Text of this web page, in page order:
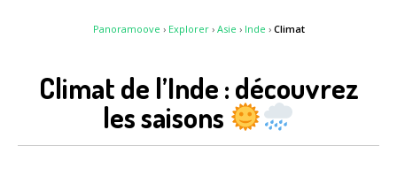
Panoramoove › Explorer› Asie › Inde › Climat
Climat de l’Inde : découvrez
les saisons